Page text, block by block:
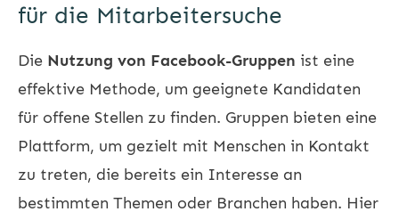
für die Mitarbeitersuche
Die Nutzung von Facebook-Gruppen ist eine
effektive Methode, um geeignete Kandidaten
für offene Stellen zu finden. Gruppen bieten eine
Plattform, um gezielt mit Menschen in Kontakt
zu treten, die bereits ein Interesse an
bestimmten Themen oder Branchen haben. Hier